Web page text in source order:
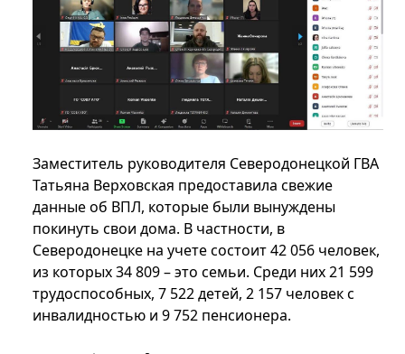
Заместитель руководителя Северодонецкой ГВА
Татьяна Верховская предоставила свежие
данные об ВПЛ, которые были вынуждены
покинуть свои дома. В частности, в
Северодонецке на учете состоит 42 056 человек,
из которых 34 809 – это семьи. Среди них 21 599
трудоспособных, 7 522 детей, 2 157 человек с
инвалидностью и 9 752 пенсионера.